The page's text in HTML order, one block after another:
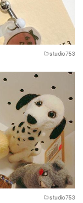
studio753
studio753